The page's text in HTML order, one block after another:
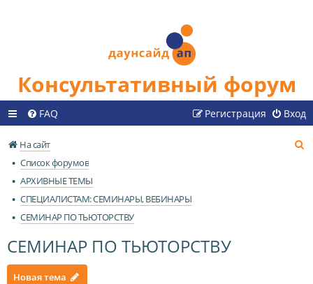
Консультативный форум
FAQ Вход
Регистрация
На сайт
Список форумов
АРХИВНЫЕ ТЕМЫ
СПЕЦИАЛИСТАМ: СЕМИНАРЫ, ВЕБИНАРЫ
СЕМИНАР ПО ТЬЮТОРСТВУ
СЕМИНАР ПО ТЬЮТОРСТВУ
Новая тема